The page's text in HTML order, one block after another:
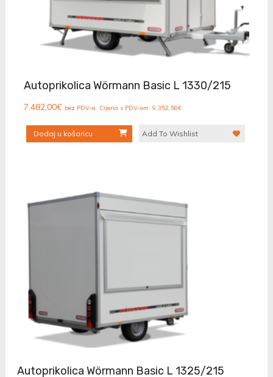
Autoprikolica Wörmann Basic L 1330/215
7.482,00€ bez PDV-a. Cijena s PDV-om: 9.352,50€
Dodaj u košaricu Add To Wishlist
Autoprikolica Wörmann Basic L 1325/215